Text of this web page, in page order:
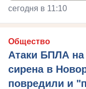
сегодня в 11:10
Общество
Атаки БПЛА на
сирена в
повредили и